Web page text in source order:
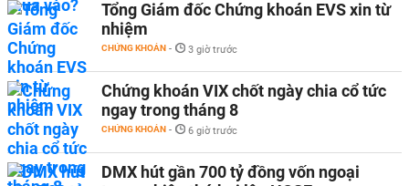
Tổng Giám đốc Chứng khoán EVS xin từ
nhiệm
CHỨNG KHOÁN - 3 giờ trước
Chứng khoán VIX chốt ngày chia cổ tức
ngay trong tháng 8
CHỨNG KHOÁN - 6 giờ trước
DMX hút gần 700 tỷ đồng vốn ngoại